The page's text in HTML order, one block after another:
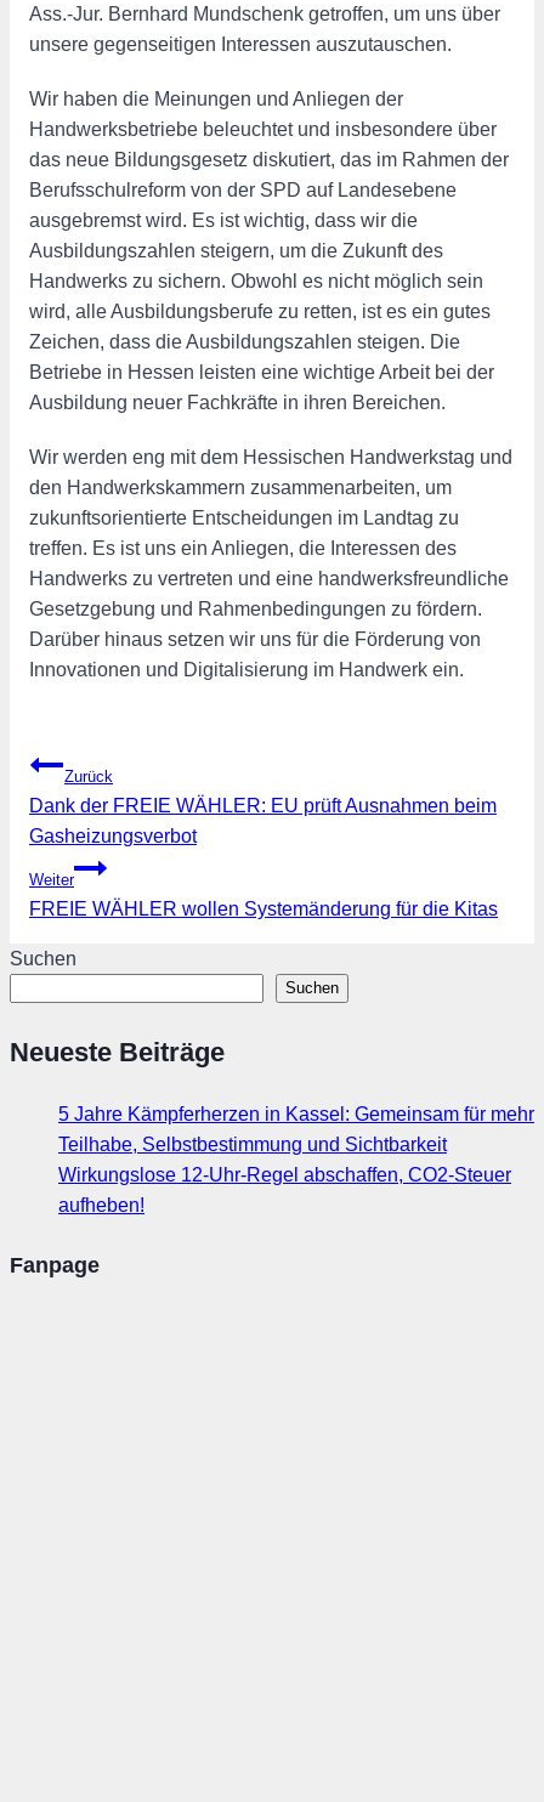
Ass.-Jur. Bernhard Mundschenk getroffen, um uns über
unsere gegenseitigen Interessen auszutauschen.
Wir haben die Meinungen und Anliegen der
Handwerksbetriebe beleuchtet und insbesondere über
das neue Bildungsgesetz diskutiert, das im Rahmen der
Berufsschulreform von der SPD auf Landesebene
ausgebremst wird. Es ist wichtig, dass wir die
Ausbildungszahlen steigern, um die Zukunft des
Handwerks zu sichern. Obwohl es nicht möglich sein
wird, alle Ausbildungsberufe zu retten, ist es ein gutes
Zeichen, dass die Ausbildungszahlen steigen. Die
Betriebe in Hessen leisten eine wichtige Arbeit bei der
Ausbildung neuer Fachkräfte in ihren Bereichen.
Wir werden eng mit dem Hessischen Handwerkstag und
den Handwerkskammern zusammenarbeiten, um
zukunftsorientierte Entscheidungen im Landtag zu
treffen. Es ist uns ein Anliegen, die Interessen des
Handwerks zu vertreten und eine handwerksfreundliche
Gesetzgebung und Rahmenbedingungen zu fördern.
Darüber hinaus setzen wir uns für die Förderung von
Innovationen und Digitalisierung im Handwerk ein.
Beitragsnavigation
Zurück
Dank der FREIE WÄHLER: EU prüft Ausnahmen beim
Gasheizungsverbot
Weiter
FREIE WÄHLER wollen Systemänderung für die Kitas
Suchen
Suchen
Neueste Beiträge
5 Jahre Kämpferherzen in Kassel: Gemeinsam für mehr
Teilhabe, Selbstbestimmung und Sichtbarkeit
Wirkungslose 12-Uhr-Regel abschaffen, CO2-Steuer
aufheben!
Fanpage